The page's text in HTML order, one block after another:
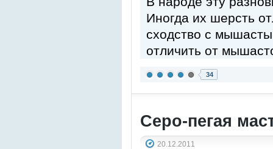
Иногда их шерсть
сходство с
отличить от
34
Серо-пегая
20.12.2011